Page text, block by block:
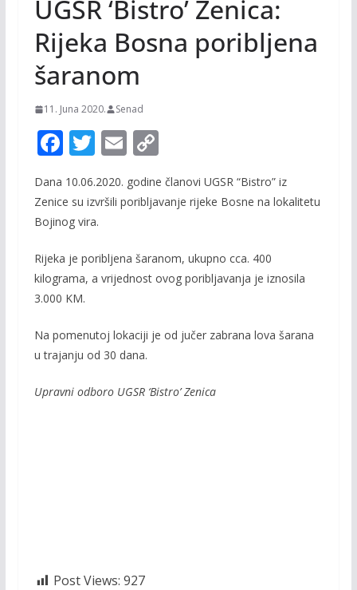
UGSR ‘Bistro’ Zenica:
Rijeka Bosna poribljena
šaranom
11. Juna 2020. Senad
F
e
b
o
k
T
itt
er
E
m
ai
C
o
p
n
Dana 10.06.2020. godine članovi UGSR “Bistro” iz
Zenice su izvršili poribljavanje rijeke Bosne na lokalitetu
Bojinog vira.
Rijeka je poribljena šaranom, ukupno cca. 400
kilograma, a vrijednost ovog poribljavanja je iznosila
3.000 KM.
Na pomenutoj lokaciji je od jučer zabrana lova šarana
u trajanju od 30 dana.
Upravni odboro UGSR ‘Bistro’ Zenica
Post Views: 927